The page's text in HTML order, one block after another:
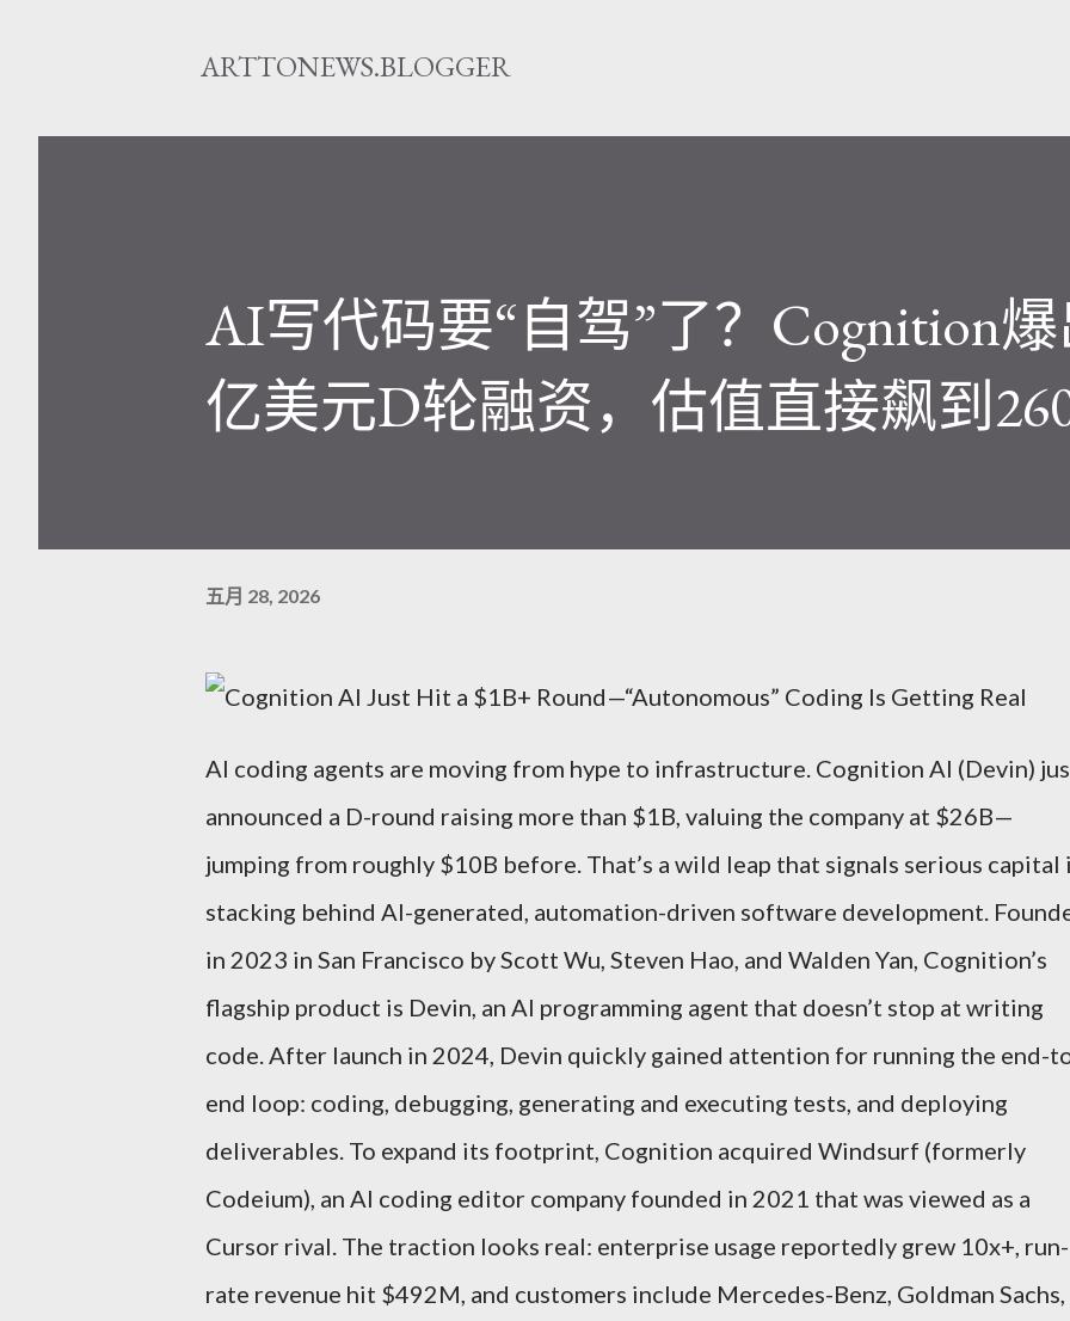
ARTTONEWS.BLOGGER
AI写代码要“自驾”了？Cognition爆
亿美元D轮融资，估值直接飙到
五月 28, 2026
AI coding agents are moving from hype to infrastructure. Cognition AI (Devin)
announced a D-round raising more than $1B, valuing the company at $26B—
jumping from roughly $10B before. That’s a wild leap that signals serious capital
stacking behind AI-generated, automation-driven software development.
in 2023 in San Francisco by Scott Wu, Steven Hao, and Walden Yan, Cognition’s
flagship product is Devin, an AI programming agent that doesn’t stop at writing
code. After launch in 2024, Devin quickly gained attention for running the end-
end loop: coding, debugging, generating and executing tests, and deploying
deliverables. To expand its footprint, Cognition acquired Windsurf (formerly
Codeium), an AI coding editor company founded in 2021 that was viewed as a
Cursor rival. The traction looks real: enterprise usage reportedly grew 10x+, run-
rate revenue hit $492M, and customers include Mercedes-Benz, Goldman Sachs,